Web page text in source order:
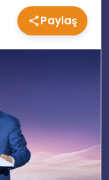
Paylaş